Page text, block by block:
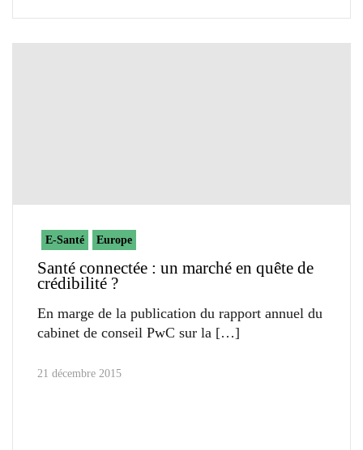
E-Santé Europe
Santé connectée : un marché en quête de
crédibilité ?
En marge de la publication du rapport annuel du
cabinet de conseil PwC sur la
21 décembre 2015